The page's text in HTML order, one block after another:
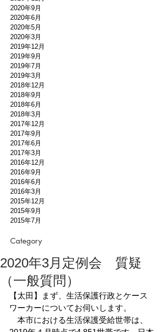
2020年9月
2020年6月
2020年5月
2020年3月
2019年12月
2019年9月
2019年7月
2019年3月
2018年12月
2018年9月
2018年6月
2018年3月
2017年12月
2017年9月
2017年6月
2017年3月
2016年12月
2016年9月
2016年6月
2016年3月
2015年12月
2015年9月
2015年7月
Category
2020年3月定例会 質疑
（一般質問）
【太田】まず、生活保護行政とケース
ワーカーについてお伺いします。
本市における生活保護受給世帯は、